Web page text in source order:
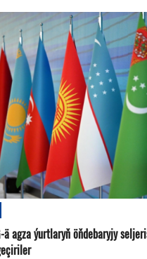
ä agza ýurtlaryň öňdebaryjy